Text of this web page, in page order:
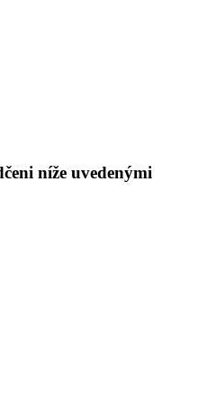
níže uvedenými